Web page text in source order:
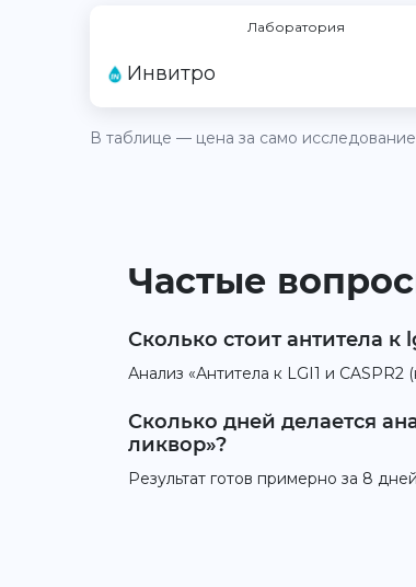
Лаборатория
Инвитро
В таблице — цена за само
Частые
Сколько стоит антитела
Анализ «Антитела к LGI1 и
Сколько дней делается
ликвор»?
Результат готов примерно за 8